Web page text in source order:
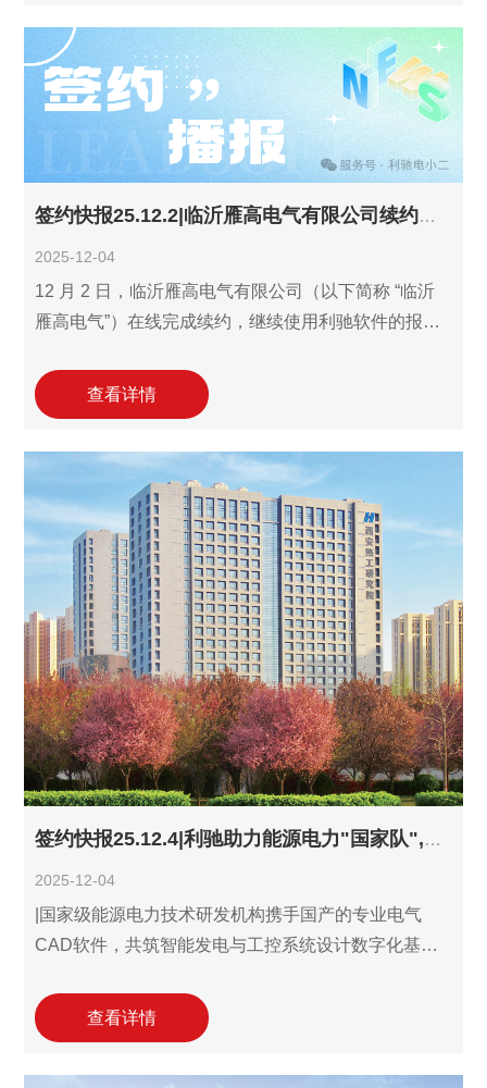
到数字化工具对业务提效的价值，此次续约不仅是对
前期服务的高度认可，将进一步助力企业增强在装备
制造行业的竞争力。
签约快报25.12.2|临沂雁高电气有限公司续约利驰报价工作室！
2025-12-04
12 月 2 日，临沂雁高电气有限公司（以下简称 “临沂
雁高电气”）在线完成续约，继续使用利驰软件的报价
立的电气设备领域企业，公司专注电力设施器材、配
电开关控制设备的制造与销售，配套金属结构、塑料
可资质，此次续约延续了双方 2024 年以来的良好合作
关系，同时也彰显了对利驰数字化工具提效价值的充
分认可。
查看详情
签约快报25.12.4|利驰助力能源电力"国家队",西安热工院签约SuperWORKS IA!
2025-12-04
|国家级能源电力技术研发机构携手国产的专业电气
CAD软件，共筑智能发电与工控系统设计数字化基
热工研究院有限公司（简称“西安热工院”）与利驰软件
正式签约，引入利驰设计SuperWORKS IA(工业自动
查看详情